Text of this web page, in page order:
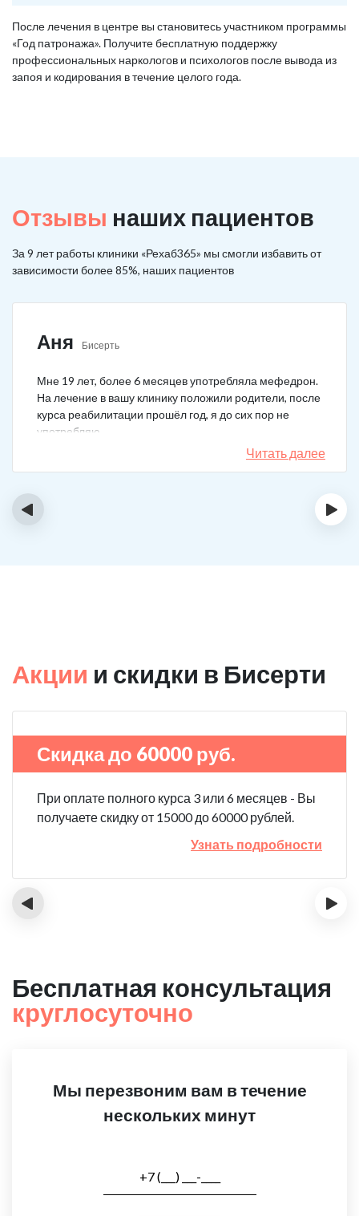
После лечения в центре вы становитесь участником программы
«Год патронажа». Получите бесплатную поддержку
профессиональных наркологов и психологов после вывода из
запоя и кодирования в течение целого года.
Отзывы наших пациентов
За 9 лет работы клиники «Рехаб365» мы смогли избавить от
зависимости более 85%, наших пациентов
Аня Бисерть
Мне 19 лет, более 6 месяцев употребляла мефедрон.
На лечение в вашу клинику положили родители, после
курса реабилитации прошёл год, я до сих пор не
употребляю.
Читать далее
‹ ›
Акции и скидки в Бисерти
Скидка до 60000 руб.
При оплате полного курса 3 или 6 месяцев - Вы
получаете скидку от 15000 до 60000 рублей.
Узнать подробности
‹ ›
Бесплатная консультация
круглосуточно
Мы перезвоним вам в течение
нескольких минут